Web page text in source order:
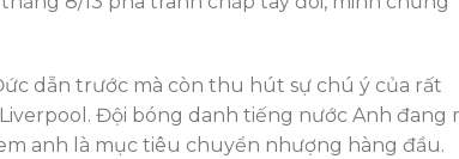
dẫn trước mà còn thu hút sự chú ý của rất
Đội bóng danh tiếng nước Anh đang
anh là mục tiêu chuyển nhượng hàng đầu.